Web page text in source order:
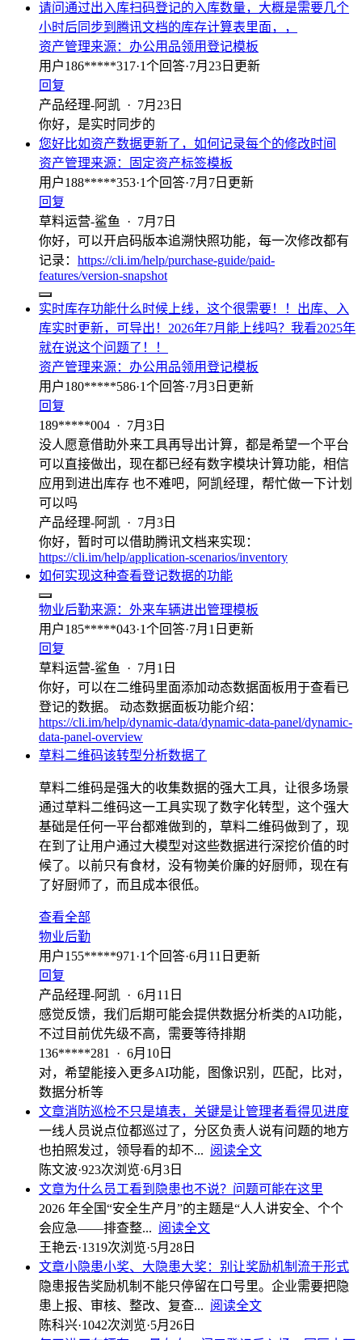
请问通过出入库扫码登记的入库数量，大概是需要几个
小时后同步到腾讯文档的库存计算表里面，，
资产管理来源： 办公用品领用登记模板
用户186*****317·1个回答·7月23日更新
回复
产品经理-阿凯 · 7月23日
你好，是实时同步的
您好比如资产数据更新了，如何记录每个的修改时间
资产管理来源：
固定资产标签模板
用户188*****353·1个回答·7月7日更新
回复
草料运营-鲨鱼
· 7月7日
你好，可以开启码版本追溯快照功能，每一次修改都有
记录： https://cli.im/help/purchase-guide/paid-
features/version-snapshot
实时库存功能什么时候上线，这个很需要！！出库、入
库实时更新，可导出！2026年7月能上线吗？我看2025年
就在说这个问题了！！
资产管理来源： 办公用品领用登记模板
用户180*****586·1个回答·7月3日更新
回复
189*****004 · 7月3日
没人愿意借助外来工具再导出计算，都是希望一个平台
可以直接做出，现在都已经有数字模块计算功能，相信
应用到进出库存 也不难吧，阿凯经理，帮忙做一下计划
可以吗
产品经理-阿凯 · 7月3日
你好，暂时可以借助腾讯文档来实现：
https://cli.im/help/application-scenarios/inventory
如何实现这种查看登记数据的功能
物业后勤来源： 外来车辆进出管理模板
用户185*****043·1个回答·7月1日更新
回复
草料运营-鲨鱼
· 7月1日
你好，可以在二维码里面添加动态数据面板用于查看已
登记的数据。 动态数据面板功能介绍：
https://cli.im/help/dynamic-data/dynamic-data-panel/dynamic-
data-panel-overview
草料二维码该转型分析数据了
草料二维码是强大的收集数据的强大工具，让很多场景
通过草料二维码这一工具实现了数字化转型，这个强大
基础是任何一平台都难做到的，草料二维码做到了，现
在到了让用户通过大模型对这些数据进行深挖价值的时
候了。以前只有食材，没有物美价廉的好厨师，现在有
了好厨师了，而且成本很低。
查看全部
物业后勤
用户155*****971 ·1个回答·6月11日更新
回复
产品经理-阿凯 · 6月11日
感觉反馈，我们后期可能会提供数据分析类的AI功能，
不过目前优先级不高，需要等待排期
136*****281
· 6月10日
对，希望能接入更多AI功能，图像识别，匹配，比对，
数据分析等
文章消防巡检不只是填表，关键是让管理者看得见进度
一线人员说点位都巡过了，分区负责人说有问题的地方
也拍照发过，领导看的却不... 阅读全文
陈文波·923次浏览·6月3日
文章为什么员工看到隐患也不说？问题可能在这里
2026 年全国“安全生产月”的主题是“人人讲安全、个个
会应急——排查整... 阅读全文
王艳云·1319次浏览·5月28日
文章小隐患小奖、大隐患大奖：别让奖励机制流于形式
隐患报告奖励机制不能只停留在口号里。企业需要把隐
患上报、审核、整改、复查... 阅读全文
陈科兴·1042次浏览·5月26日